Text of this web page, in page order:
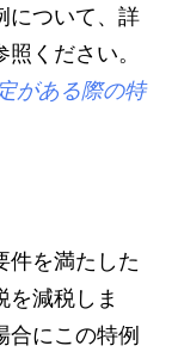
について、詳
ください。
がある際の特
件を満たした
を減税しま
合にこの特例